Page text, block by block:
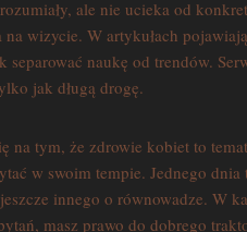
ale nie ucieka od
na wizycie. W artykułach
naukę od trendów.
jak długą drogę.
na tym, że zdrowie kobiet to
w swoim tempie. Jednego dnia
innego o równowadze. W
masz prawo do dobrego